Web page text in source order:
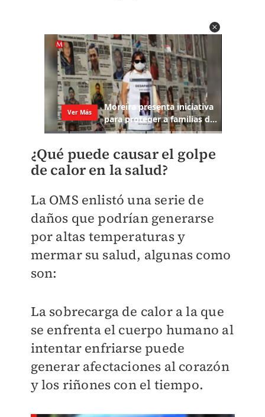
¿Qué puede causar el golpe
de calor en la salud?
La OMS enlistó una serie de
daños que podrían generarse
por altas temperaturas y
mermar su salud, algunas como
son:
La sobrecarga de calor a la que
se enfrenta el cuerpo humano al
intentar enfriarse puede
generar afectaciones al corazón
y los riñones con el tiempo.